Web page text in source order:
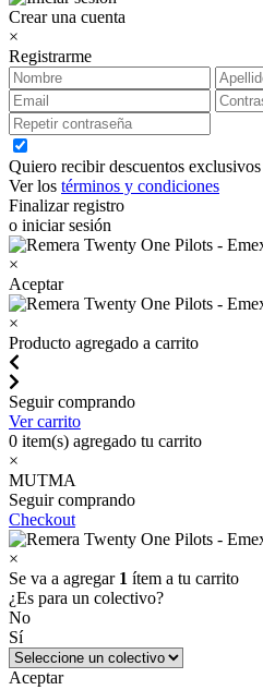
Crear una cuenta
×
Registrarme
Quiero recibir descuentos
Ver los términos y condiciones
Finalizar registro
o iniciar sesión
×
Aceptar
×
Producto agregado a carrito
Seguir comprando
Ver carrito
0 item(s) agregado tu carrito
×
MUTMA
Seguir comprando
Checkout
×
Se va a agregar 1 ítem a tu carrito
¿Es para un colectivo?
No
Sí
Aceptar